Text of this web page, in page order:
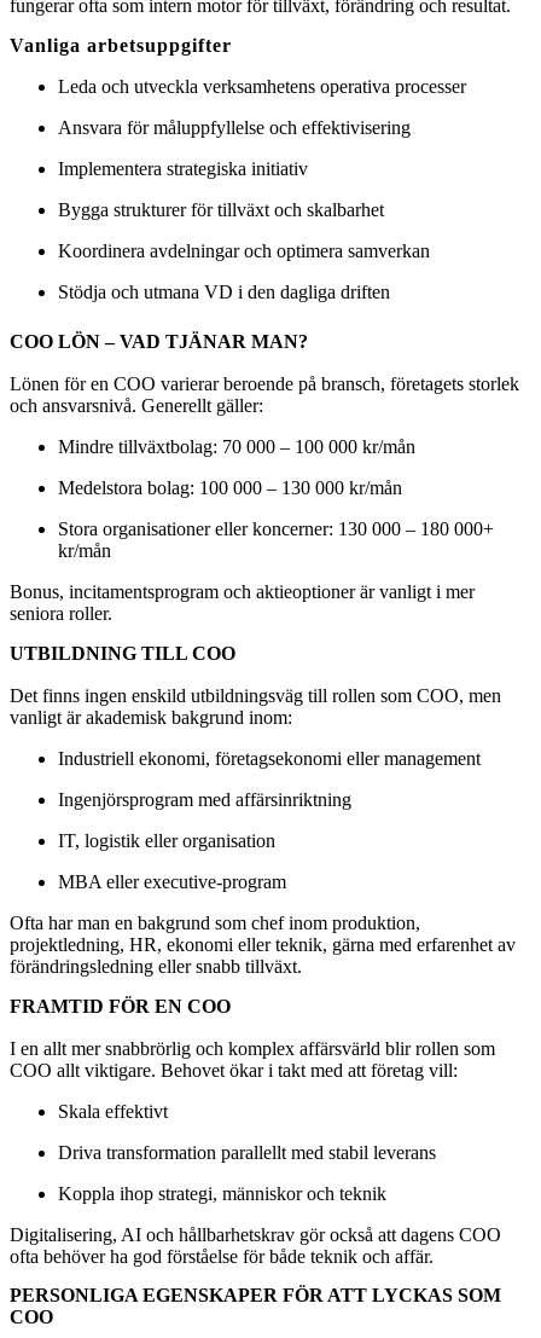
fungerar ofta som intern motor för tillväxt, förändring och resultat.
Vanliga arbetsuppgifter
Leda och utveckla verksamhetens operativa processer
Ansvara för måluppfyllelse och effektivisering
Implementera strategiska initiativ
Bygga strukturer för tillväxt och skalbarhet
Koordinera avdelningar och optimera samverkan
Stödja och utmana VD i den dagliga driften
COO LÖN – VAD TJÄNAR MAN?
Lönen för en COO varierar beroende på bransch, företagets storlek
och ansvarsnivå. Generellt gäller:
Mindre tillväxtbolag: 70 000 – 100 000 kr/mån
Medelstora bolag: 100 000 – 130 000 kr/mån
Stora organisationer eller koncerner: 130 000 – 180 000+
kr/mån
Bonus, incitamentsprogram och aktieoptioner är vanligt i mer
seniora roller.
UTBILDNING TILL COO
Det finns ingen enskild utbildningsväg till rollen som COO, men
vanligt är akademisk bakgrund inom:
Industriell ekonomi, företagsekonomi eller management
Ingenjörsprogram med affärsinriktning
IT, logistik eller organisation
MBA eller executive-program
Ofta har man en bakgrund som chef inom produktion,
projektledning, HR, ekonomi eller teknik, gärna med erfarenhet av
förändringsledning eller snabb tillväxt.
FRAMTID FÖR EN COO
I en allt mer snabbrörlig och komplex affärsvärld blir rollen som
COO allt viktigare. Behovet ökar i takt med att företag vill:
Skala effektivt
Driva transformation parallellt med stabil leverans
Koppla ihop strategi, människor och teknik
Digitalisering, AI och hållbarhetskrav gör också att dagens COO
ofta behöver ha god förståelse för både teknik och affär.
PERSONLIGA EGENSKAPER FÖR ATT LYCKAS SOM
COO